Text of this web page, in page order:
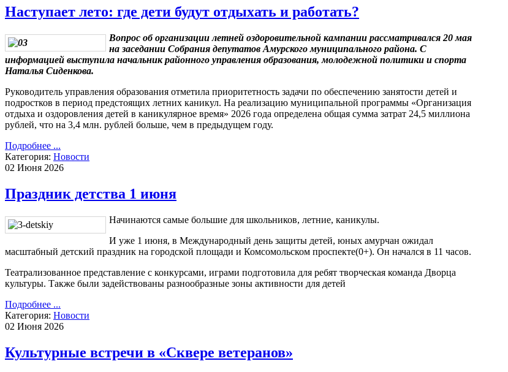
Наступает лето: где дети будут отдыхать и работать?
Вопрос об организации летней оздоровительной кампании рассматривался 20 мая
на заседании Собрания депутатов Амурского муниципального района. С
информацией выступила начальник районного управления образования, молодежной политики и спорта
Наталья Сиденкова.
Руководитель управления образования отметила приоритетность задачи по обеспечению занятости детей и
подростков в период предстоящих летних каникул. На реализацию муниципальной программы «Организация
отдыха и оздоровления детей в каникулярное время» 2026 года определена общая сумма затрат 24,5 миллиона
рублей, что на 3,4 млн. рублей больше, чем в предыдущем году.
Подробнее ...
Категория: Новости
02 Июня 2026
Праздник детства 1 июня
Начинаются самые большие для школьников, летние, каникулы.
И уже 1 июня, в Международный день защиты детей, юных амурчан ожидал
масштабный детский праздник на городской площади и Комсомольском проспекте(0+). Он начался в 11 часов.
Театрализованное представление с конкурсами, играми подготовила для ребят творческая команда Дворца
культуры. Также были задействованы разнообразные зоны активности для детей
Подробнее ...
Категория: Новости
02 Июня 2026
Культурные встречи в «Сквере ветеранов»